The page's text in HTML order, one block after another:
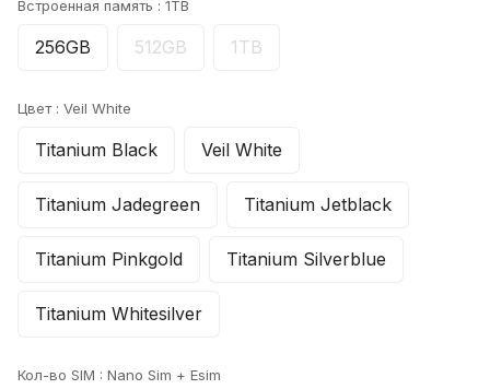
Встроенная память : 1TB
256GB 512GB 1TB
Цвет : Veil White
Titanium Black Veil White
Titanium Jadegreen Titanium Jetblack
Titanium Pinkgold Titanium Silverblue
Titanium Whitesilver
Кол-во SIM : Nano Sim + Esim